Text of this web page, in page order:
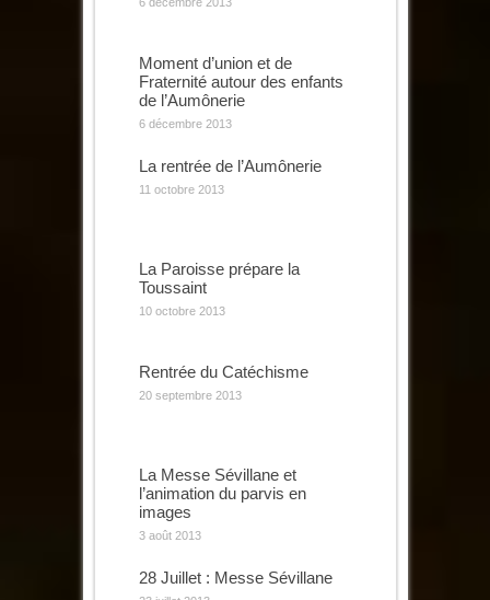
Moment d’union et de
Fraternité autour des enfants
de l’Aumônerie
6 décembre 2013
La rentrée de l’Aumônerie
11 octobre 2013
La Paroisse prépare la
Toussaint
10 octobre 2013
Rentrée du Catéchisme
20 septembre 2013
La Messe Sévillane et
l’animation du parvis en
images
3 août 2013
28 Juillet : Messe Sévillane